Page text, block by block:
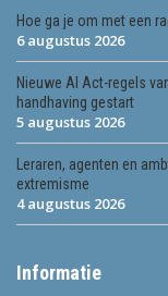
Hoe ga je om met een
6 augustus 2026
Nieuwe AI Act-regels
handhaving gestart
5 augustus 2026
Leraren, agenten en
extremisme
4 augustus 2026
Informatie